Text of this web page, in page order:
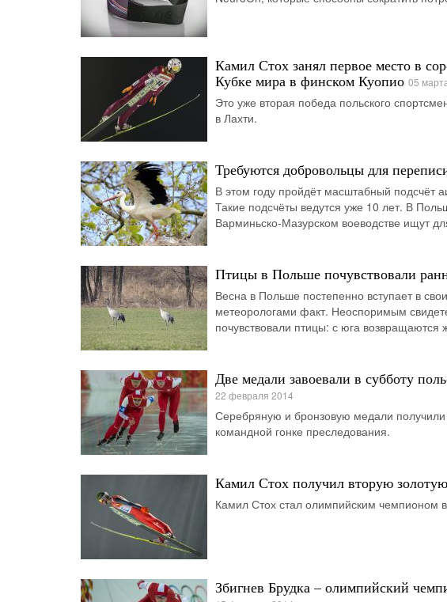
Камил Стох занял первое место в
Кубке мира в финском Куопио 05
Это уже вторая победа польского
в Лахти.
Требуются добровольцы для
В этом году пройдёт масштабный подсчёт
Такие подсчёты ведутся уже 10 лет. В
Варминьско-Мазурском воеводстве ищут
Птицы в Польше почувствовали
Весна в Польше постепенно вступает в
метеорологами факт. Неоспоримым
почувствовали птицы: с юга возвращаются
Две медали завоевали в субботу
22 февраля 2014
Серебряную и бронзовую медали
командной гонке преследования.
Камил Стох получил вторую
Камил Стох стал олимпийским чемпионом
Збигнев Брудка – олимпийский